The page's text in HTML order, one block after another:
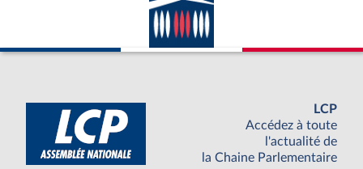
LCP
Accédez à toute
l'actualité de
la Chaine Parlementaire